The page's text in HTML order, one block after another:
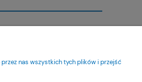
nas wszystkich tych plików i przejść